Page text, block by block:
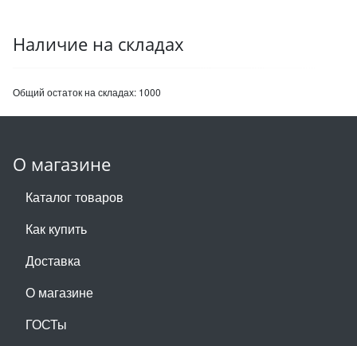
Наличие на складах
Общий остаток на складах: 1000
О магазине
Каталог товаров
Как купить
Доставка
О магазине
ГОСТы